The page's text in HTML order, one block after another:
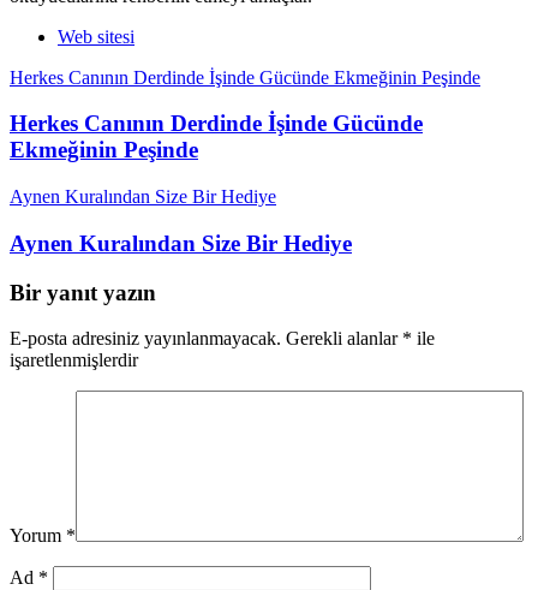
Web sitesi
Herkes Canının Derdinde İşinde Gücünde Ekmeğinin Peşinde
Herkes Canının Derdinde İşinde Gücünde
Ekmeğinin Peşinde
Aynen Kuralından Size Bir Hediye
Aynen Kuralından Size Bir Hediye
Bir yanıt yazın
E-posta adresiniz yayınlanmayacak. Gerekli alanlar * ile
işaretlenmişlerdir
Yorum *
Ad *